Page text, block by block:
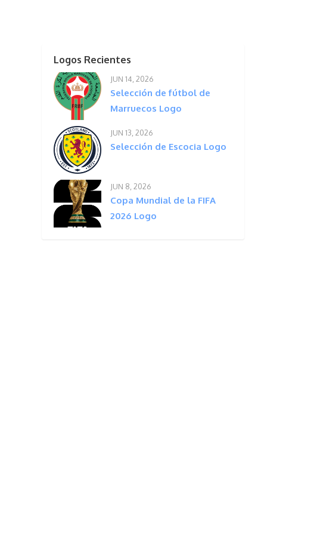
Logos Recientes
JUN 14, 2026
Selección de fútbol de
Marruecos Logo
JUN 13, 2026
Selección de Escocia Logo
JUN 8, 2026
Copa Mundial de la FIFA
2026 Logo